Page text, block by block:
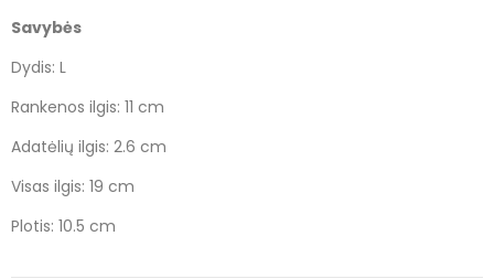
Savybės
Dydis: L
Rankenos ilgis: 11 cm
Adatėlių ilgis: 2.6 cm
Visas ilgis: 19 cm
Plotis: 10.5 cm